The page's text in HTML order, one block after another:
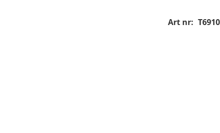
Art nr: T6910